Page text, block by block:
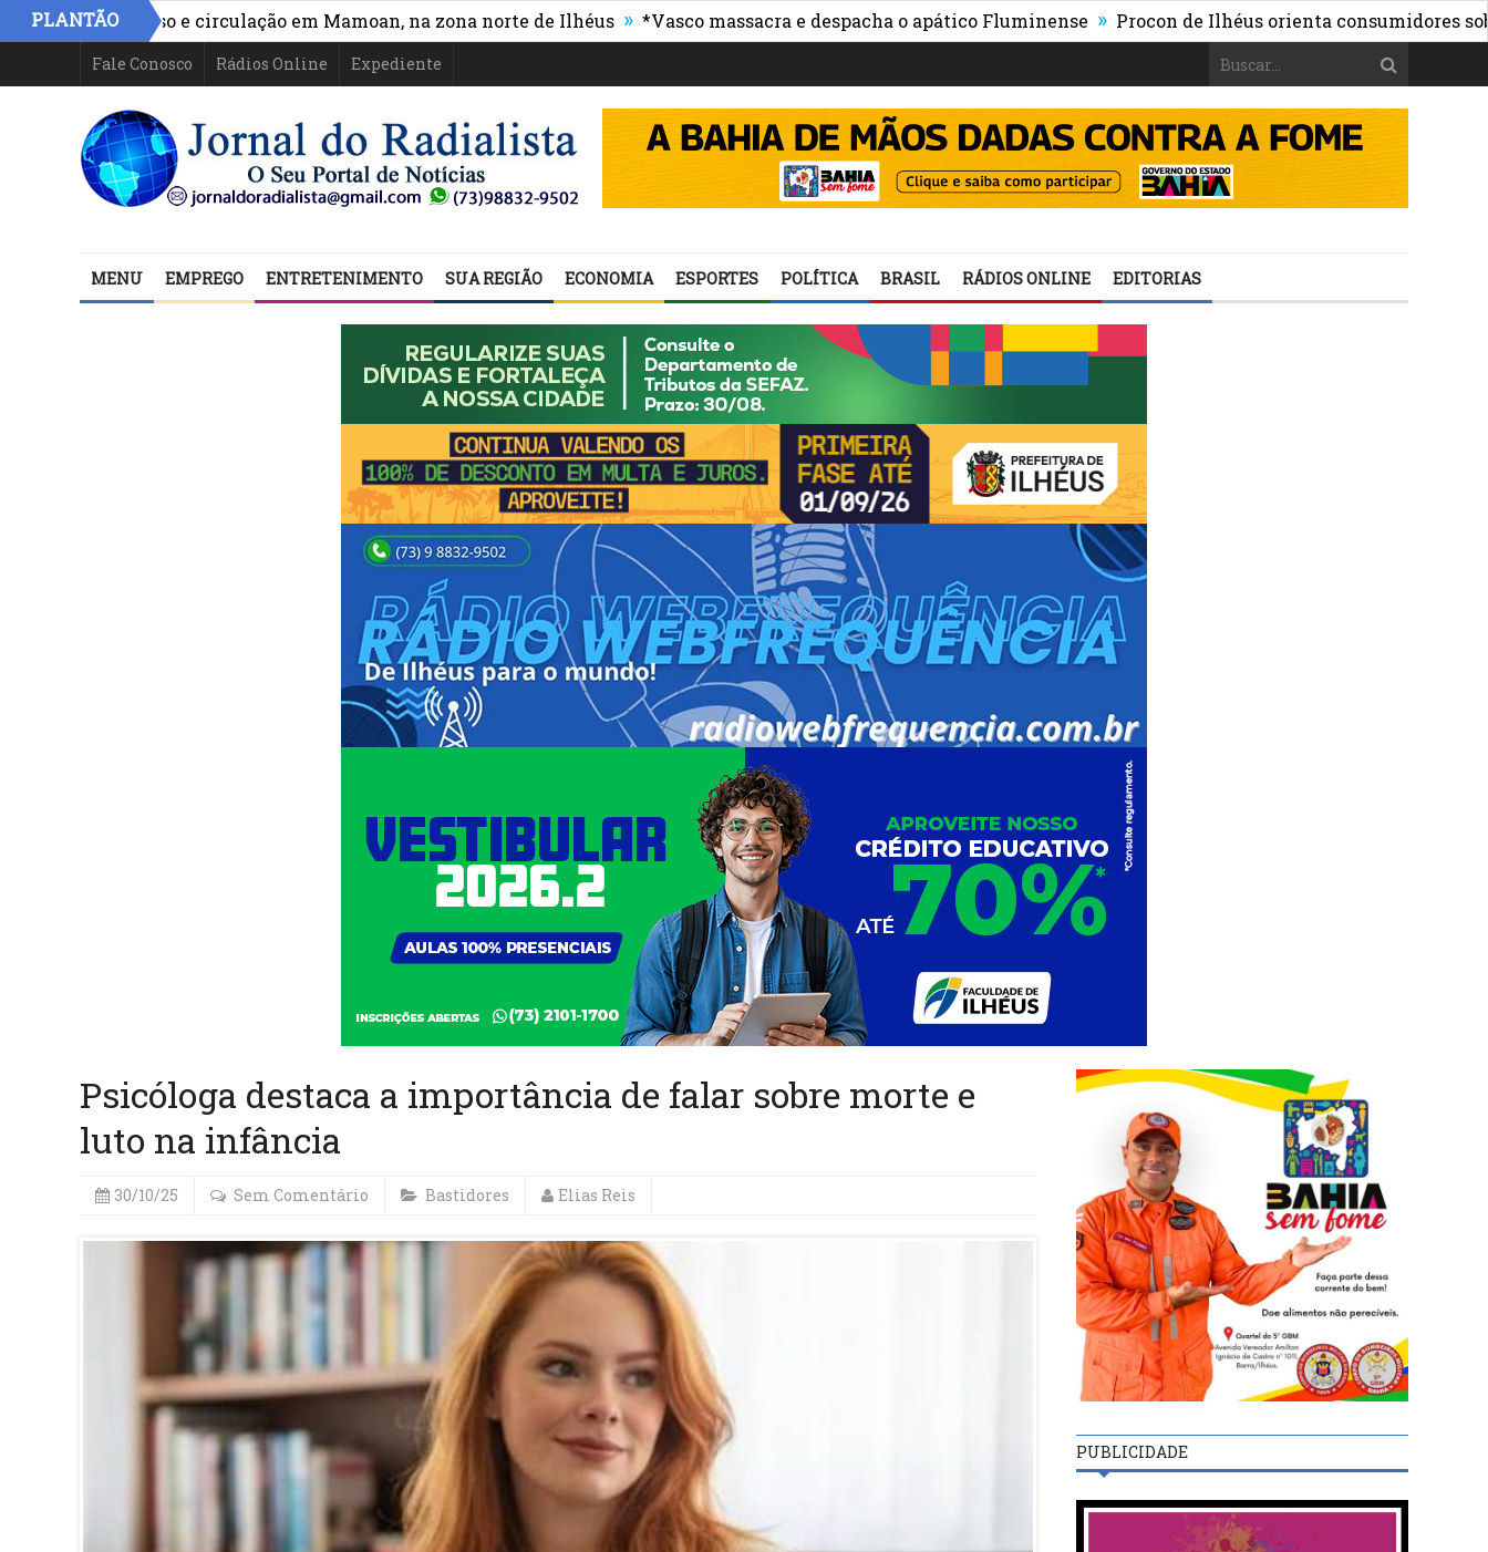
PLANTÃO
acesso e circulação em Mamoan, na zona norte de Ilhéus » *Vasco massacra e despacha o apático Fluminense » Procon de Ilhéus orienta consumidores sobre os
Fale Conosco Rádios Online Expediente
MENU EMPREGO ENTRETENIMENTO SUA REGIÃO ECONOMIA ESPORTES POLÍTICA BRASIL RÁDIOS ONLINE EDITORIAS
Psicóloga destaca a importância de falar sobre morte e
luto na infância
30/10/25 Sem Comentário Bastidores Elias Reis
PUBLICIDADE